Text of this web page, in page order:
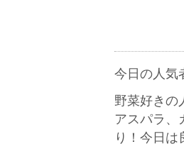
今日の人気
野菜好きの
アスパラ、
り！今日は